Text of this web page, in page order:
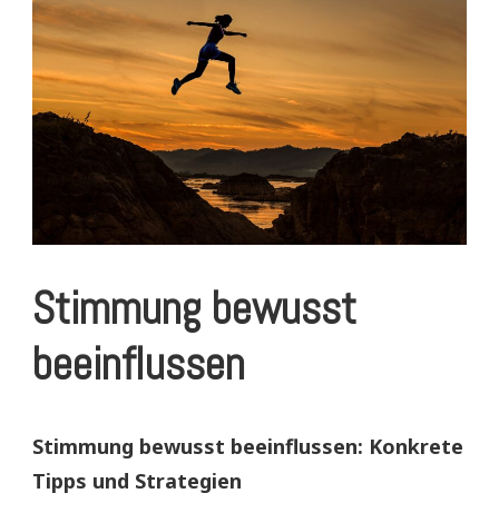
Stimmung bewusst
beeinflussen
Stimmung bewusst beeinflussen: Konkrete
Tipps und Strategien